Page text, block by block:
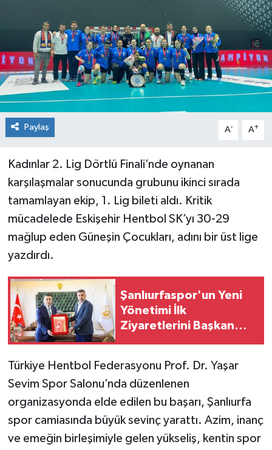
Paylaş A- A+
Kadınlar 2. Lig Dörtlü Finali’nde oynanan
karşılaşmalar sonucunda grubunu ikinci sırada
tamamlayan ekip, 1. Lig bileti aldı. Kritik
mücadelede Eskişehir Hentbol SK’yı 30-29
mağlup eden Güneşin Çocukları, adını bir üst lige
yazdırdı.
Şanlıurfaspor'un Yeni
Yönetimi İlk
Ziyaretlerini Başkan
Türkiye Hentbol Federasyonu Prof. Dr. Yaşar
Sevim Spor Salonu’nda düzenlenen
organizasyonda elde edilen bu başarı, Şanlıurfa
spor camiasında büyük sevinç yarattı. Azim, inanç
ve emeğin birleşimiyle gelen yükseliş, kentin spor